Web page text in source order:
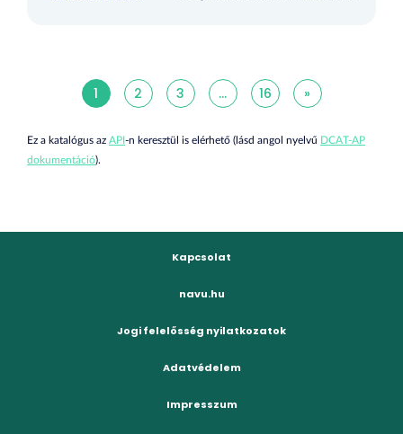
1 2 3 ... 16 »
Ez a katalógus az API-n keresztül is elérhető (lásd angol nyelvű DCAT-AP
dokumentáció).
Kapcsolat
navu.hu
Jogi felelősség nyilatkozatok
Adatvédelem
Impresszum